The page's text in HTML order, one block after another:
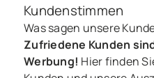
Kundenstimmen
Was sagen unsere
Zufriedene Kunden
Werbung! Hier finden